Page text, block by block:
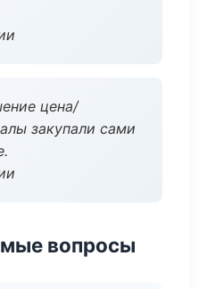
цена/
закупали сами
вопросы